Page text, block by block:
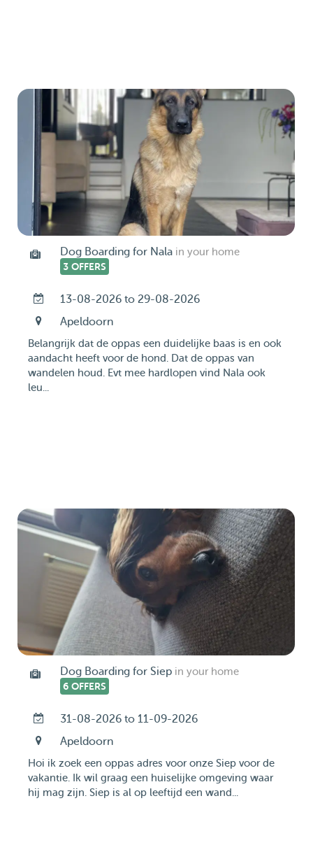
Dog Boarding for Nala in your home
3 OFFERS
13-08-2026 to 29-08-2026
Apeldoorn
Belangrijk dat de oppas een duidelijke baas is en ook
aandacht heeft voor de hond. Dat de oppas van
wandelen houd. Evt mee hardlopen vind Nala ook
leu...
Dog Boarding for Siep in your home
6 OFFERS
31-08-2026 to 11-09-2026
Apeldoorn
Hoi ik zoek een oppas adres voor onze Siep voor de
vakantie. Ik wil graag een huiselijke omgeving waar
hij mag zijn. Siep is al op leeftijd een wand...